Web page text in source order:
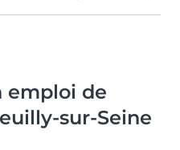
emploi de
sur-Seine